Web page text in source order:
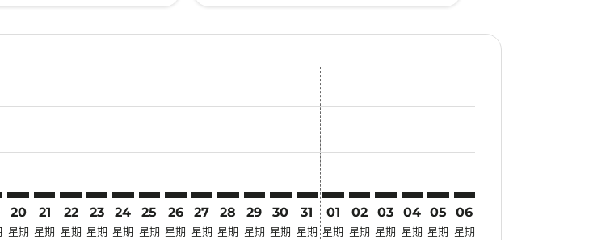
20
星期
21
星期
SZB–CGK: cmp-view-offers-disclaimer. 寻找优惠
22
星期
SZB–CGK: cmp-view-offers-disclaimer. 寻找优惠
23
星期
SZB–CGK: cmp-view-offers-disclaimer. 寻找优惠
24
星期
SZB–CGK: cmp-view-offers-disclaimer. 寻找优惠
25
星期
SZB–CGK: cmp-view-offers-disclaimer. 寻找优惠
26
星期
SZB–CGK: cmp-view-offers-disclaimer. 寻找优惠
27
星期
SZB–CGK: cmp-view-offers-disclaimer. 寻找优惠
28
星期
SZB–CGK: cmp-view-offers-disclaimer. 寻找优惠
29
星期
SZB–CGK: cmp-view-offers-disclaimer. 寻找优惠
30
星期
SZB–CGK: cmp-view-offers-disclaimer. 寻找优惠
31
星期
01
星期
02
星期
03
星期
04
星期
05
星期
06
星期